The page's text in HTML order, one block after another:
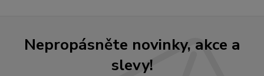
Nepropásněte novinky, akce a
slevy!